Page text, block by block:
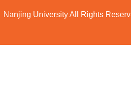
Nanjing University All Rights